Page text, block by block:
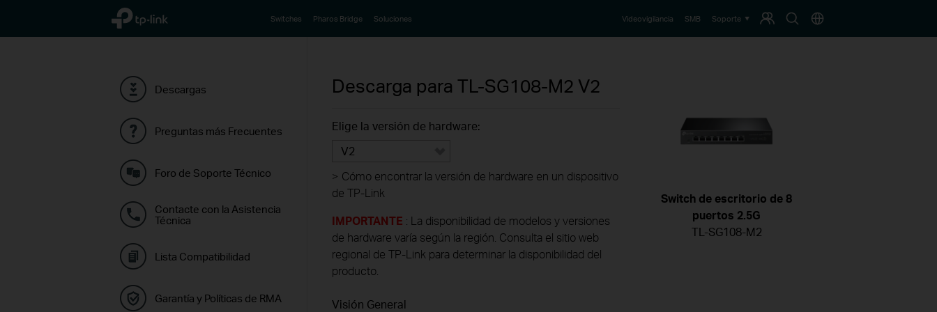
TP-Link, Reliably Smart
ProgramaBuscarPaís
Switches Pharos Bridge Soluciones Videovigilancia SMB Soporte
Descargas
Preguntas más Frecuentes
Foro de Soporte Técnico
Contacte con la Asistencia
Técnica
Lista Compatibilidad
Garantía y Políticas de RMA
Descarga para TL-SG108-M2 V2
Elige la versión de hardware:
V2
> Cómo encontrar la versión de hardware en un dispositivo
de TP-Link
IMPORTANTE : La disponibilidad de modelos y versiones
de hardware varía según la región. Consulta el sitio web
regional de TP-Link para determinar la disponibilidad del
producto.
Visión General
Switch de escritorio de 8
puertos 2.5G
TL-SG108-M2